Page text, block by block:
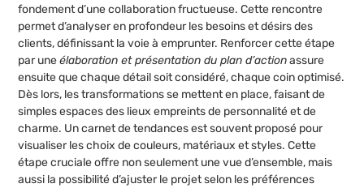
fondement d’une collaboration fructueuse. Cette rencontre
permet d’analyser en profondeur les besoins et désirs des
clients, définissant la voie à emprunter. Renforcer cette étape
par uneélaboration et présentation du plan d’actionassure
ensuite que chaque détail soit considéré, chaque coin optimisé.
Dès lors, les transformations se mettent en place, faisant de
simples espaces des lieux empreints de personnalité et de
charme. Un carnet de tendances est souvent proposé pour
visualiser les choix de couleurs, matériaux et styles. Cette
étape cruciale offre non seulement une vue d’ensemble, mais
aussi la possibilité d’ajuster le projet selon les préférences